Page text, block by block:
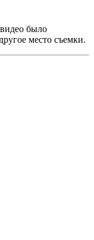
было
место съемки.